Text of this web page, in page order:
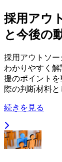
採用アウ
と今後の
採用アウトソ
わかりやすく
援のポイント
際の判断材料と
続きを見る